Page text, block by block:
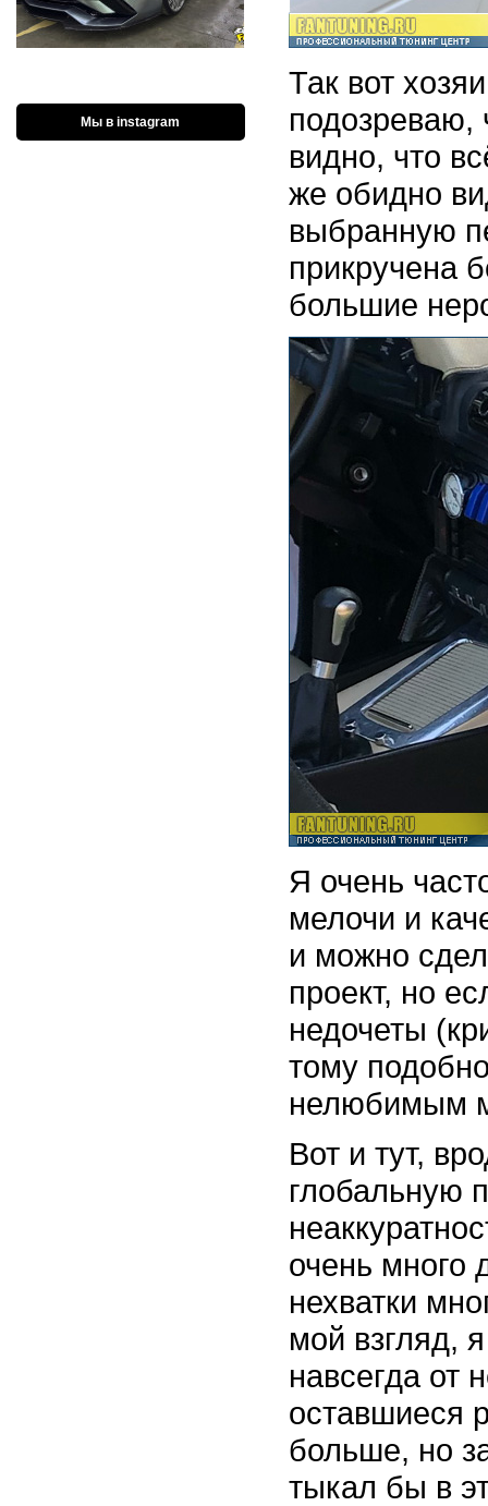
Мы в instagram
Так вот
подозреваю,
видно, что
же обидно
выбранную
прикручена
большие
Я очень
мелочи и
и можно
проект, но
недочеты
тому
нелюбимым
Вот и тут,
глобальную
очень много
нехватки
мой взгляд,
навсегда от
оставшиеся
больше, но
тыкал бы в